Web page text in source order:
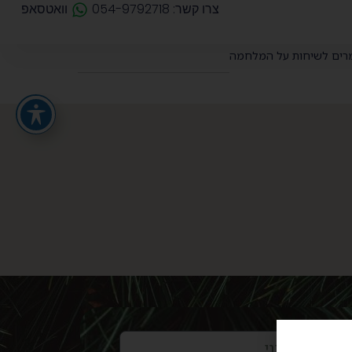
צרו קשר: 054-9792718 וואטסאפ
לשיחות על המלחמה